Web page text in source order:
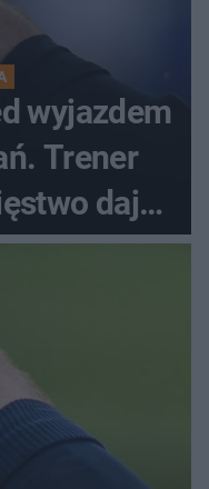
wyjazdem
Trener
daje